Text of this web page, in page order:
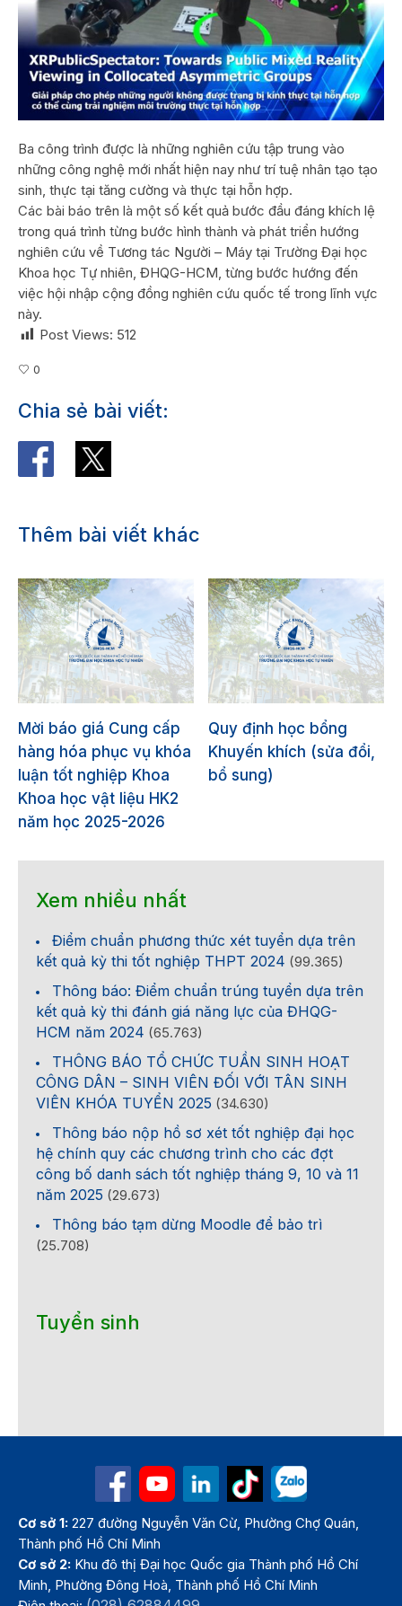
Ba công trình được là những nghiên cứu tập trung vào
những công nghệ mới nhất hiện nay như trí tuệ nhân tạo tạo
sinh, thực tại tăng cường và thực tại hỗn hợp.
Các bài báo trên là một số kết quả bước đầu đáng khích lệ
trong quá trình từng bước hình thành và phát triển hướng
nghiên cứu về Tương tác Người – Máy tại Trường Đại học
Khoa học Tự nhiên, ĐHQG-HCM, từng bước hướng đến
việc hội nhập cộng đồng nghiên cứu quốc tế trong lĩnh vực
này.
Post Views: 512
0
Chia sẻ bài viết:
Thêm bài viết khác
Mời báo giá Cung cấp
hàng hóa phục vụ khóa
luận tốt nghiệp Khoa
Khoa học vật liệu HK2
năm học 2025-2026
Quy định học bổng
Khuyến khích (sửa đổi,
bổ sung)
Xem nhiều nhất
Điểm chuẩn phương thức xét tuyển dựa trên
kết quả kỳ thi tốt nghiệp THPT 2024 (99.365)
Thông báo: Điểm chuẩn trúng tuyển dựa trên
kết quả kỳ thi đánh giá năng lực của ĐHQG-
HCM năm 2024 (65.763)
THÔNG BÁO TỔ CHỨC TUẦN SINH HOẠT
CÔNG DÂN – SINH VIÊN ĐỐI VỚI TÂN SINH
VIÊN KHÓA TUYỂN 2025 (34.630)
Thông báo nộp hồ sơ xét tốt nghiệp đại học
hệ chính quy các chương trình cho các đợt
công bố danh sách tốt nghiệp tháng 9, 10 và 11
năm 2025 (29.673)
Thông báo tạm dừng Moodle để bảo trì
(25.708)
Tuyển sinh
Cơ sở 1: 227 đường Nguyễn Văn Cừ, Phường Chợ Quán,
Thành phố Hồ Chí Minh
Cơ sở 2: Khu đô thị Đại học Quốc gia Thành phố Hồ Chí
Minh, Phường Đông Hoà, Thành phố Hồ Chí Minh